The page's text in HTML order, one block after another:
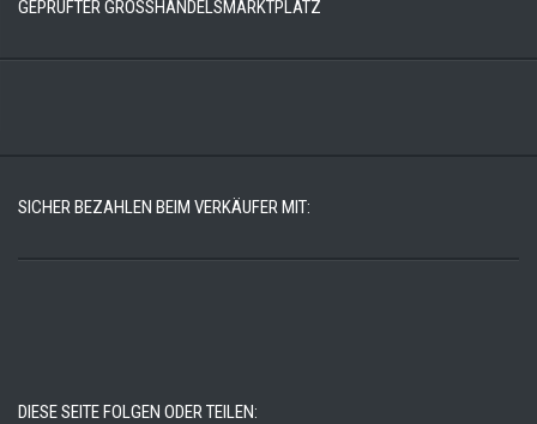
GEPRÜFTER GROSSHANDELSMARKTPLATZ
SICHER BEZAHLEN BEIM VERKÄUFER MIT:
DIESE SEITE FOLGEN ODER TEILEN: